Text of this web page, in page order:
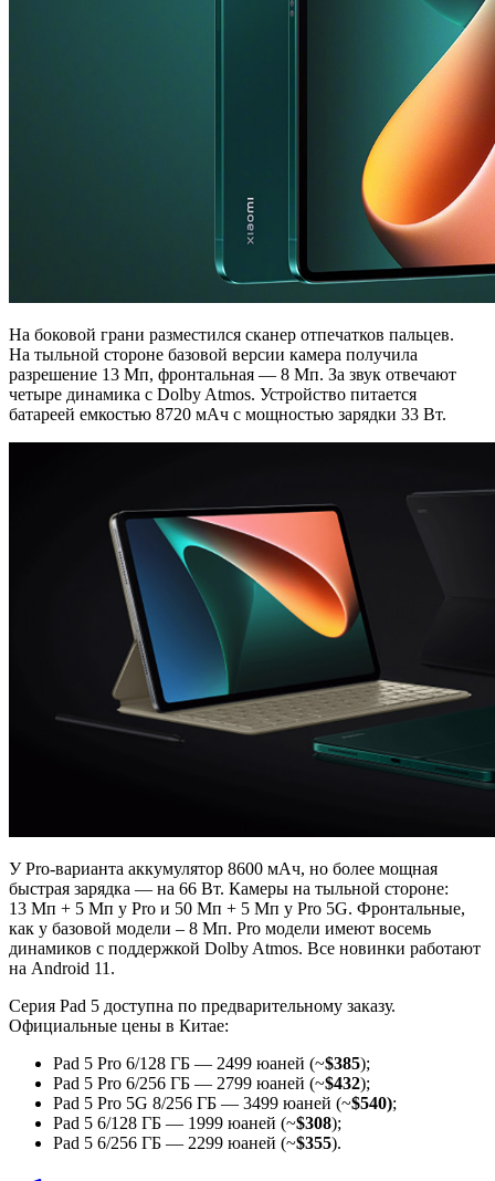
На боковой грани разместился сканер отпечатков пальцев.
На тыльной стороне базовой версии камера получила
разрешение 13 Мп, фронтальная — 8 Мп. За звук отвечают
четыре динамика с Dolby Atmos. Устройство питается
батареей емкостью 8720 мАч с мощностью зарядки 33 Вт.
У Pro-варианта аккумулятор 8600 мАч, но более мощная
быстрая зарядка — на 66 Вт. Камеры на тыльной стороне:
13 Мп + 5 Мп у Pro и 50 Мп + 5 Мп у Pro 5G. Фронтальные,
как у базовой модели – 8 Мп. Pro модели имеют восемь
динамиков с поддержкой Dolby Atmos. Все новинки работают
на Android 11.
Серия Pad 5 доступна по предварительному заказу.
Официальные цены в Китае:
Pad 5 Pro 6/128 ГБ — 2499 юаней (~$385);
Pad 5 Pro 6/256 ГБ — 2799 юаней (~$432);
Pad 5 Pro 5G 8/256 ГБ — 3499 юаней (~$540);
Pad 5 6/128 ГБ — 1999 юаней (~$308);
Pad 5 6/256 ГБ — 2299 юаней (~$355).